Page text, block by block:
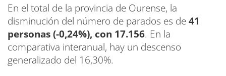
En el total de la provincia de Ourense, la
disminución del número de parados es de41
personas (-0,24%), con 17.156. En la
comparativa interanual, hay un descenso
generalizado del 16,30%.